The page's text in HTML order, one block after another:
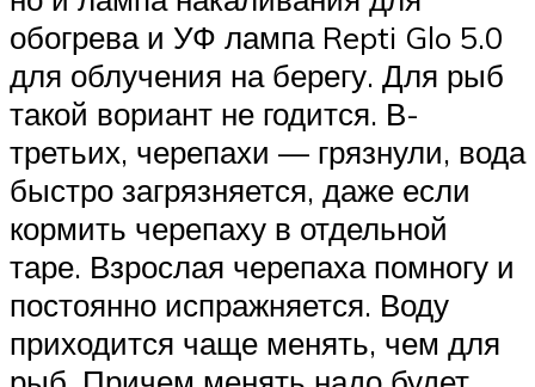
обогрева и УФ лампа Repti Glo 5.0
для облучения на берегу. Для рыб
такой вориант не годится. В-
третьих, черепахи — грязнули, вода
быстро загрязняется, даже если
кормить черепаху в отдельной
таре. Взрослая черепаха помногу и
постоянно испражняется. Воду
приходится чаще менять, чем для